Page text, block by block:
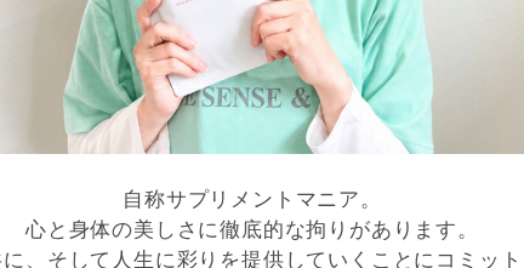
自称サプリメントマニア。
心と身体の美しさに徹底的な拘りがあります。
、そして人生に彩りを提供していくことにコミッ